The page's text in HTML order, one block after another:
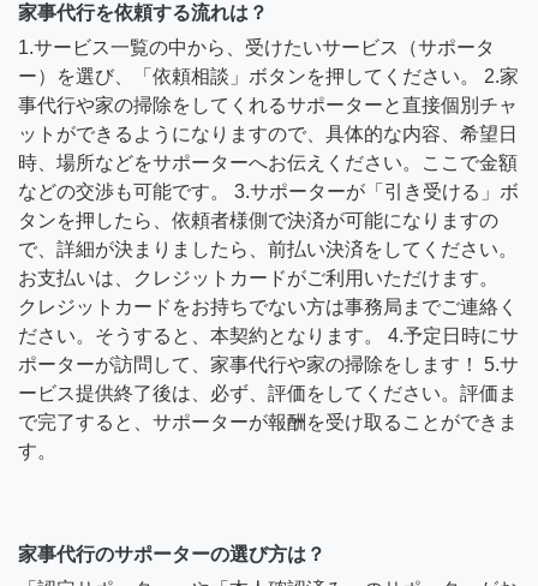
家事代行を依頼する流れは？
1.サービス一覧の中から、受けたいサービス（サポータ
ー）を選び、「依頼相談」ボタンを押してください。 2.家
事代行や家の掃除をしてくれるサポーターと直接個別チャ
ットができるようになりますので、具体的な内容、希望日
時、場所などをサポーターへお伝えください。ここで金額
などの交渉も可能です。 3.サポーターが「引き受ける」ボ
タンを押したら、依頼者様側で決済が可能になりますの
で、詳細が決まりましたら、前払い決済をしてください。
お支払いは、クレジットカードがご利用いただけます。
クレジットカードをお持ちでない方は事務局までご連絡く
ださい。そうすると、本契約となります。 4.予定日時にサ
ポーターが訪問して、家事代行や家の掃除をします！ 5.サ
ービス提供終了後は、必ず、評価をしてください。評価ま
で完了すると、サポーターが報酬を受け取ることができま
す。
家事代行のサポーターの選び方は？